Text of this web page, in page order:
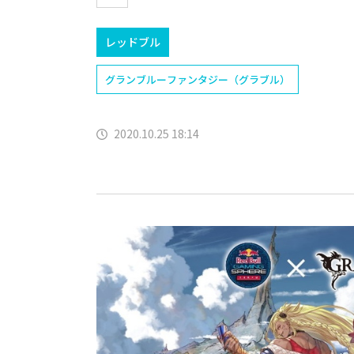
レッドブル
グランブルーファンタジー（グラブル）
2020.10.25 18:14